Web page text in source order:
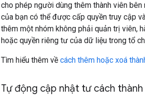
cho phép người dùng thêm thành viên
của bạn có thể được cấp quyền truy cập
thêm một nhóm không phải quản trị viên,
hoặc quyền riêng tư của dữ liệu trong tổ
Tìm hiểu thêm về cách thêm hoặc xoá
Tự động cập nhật tư cách